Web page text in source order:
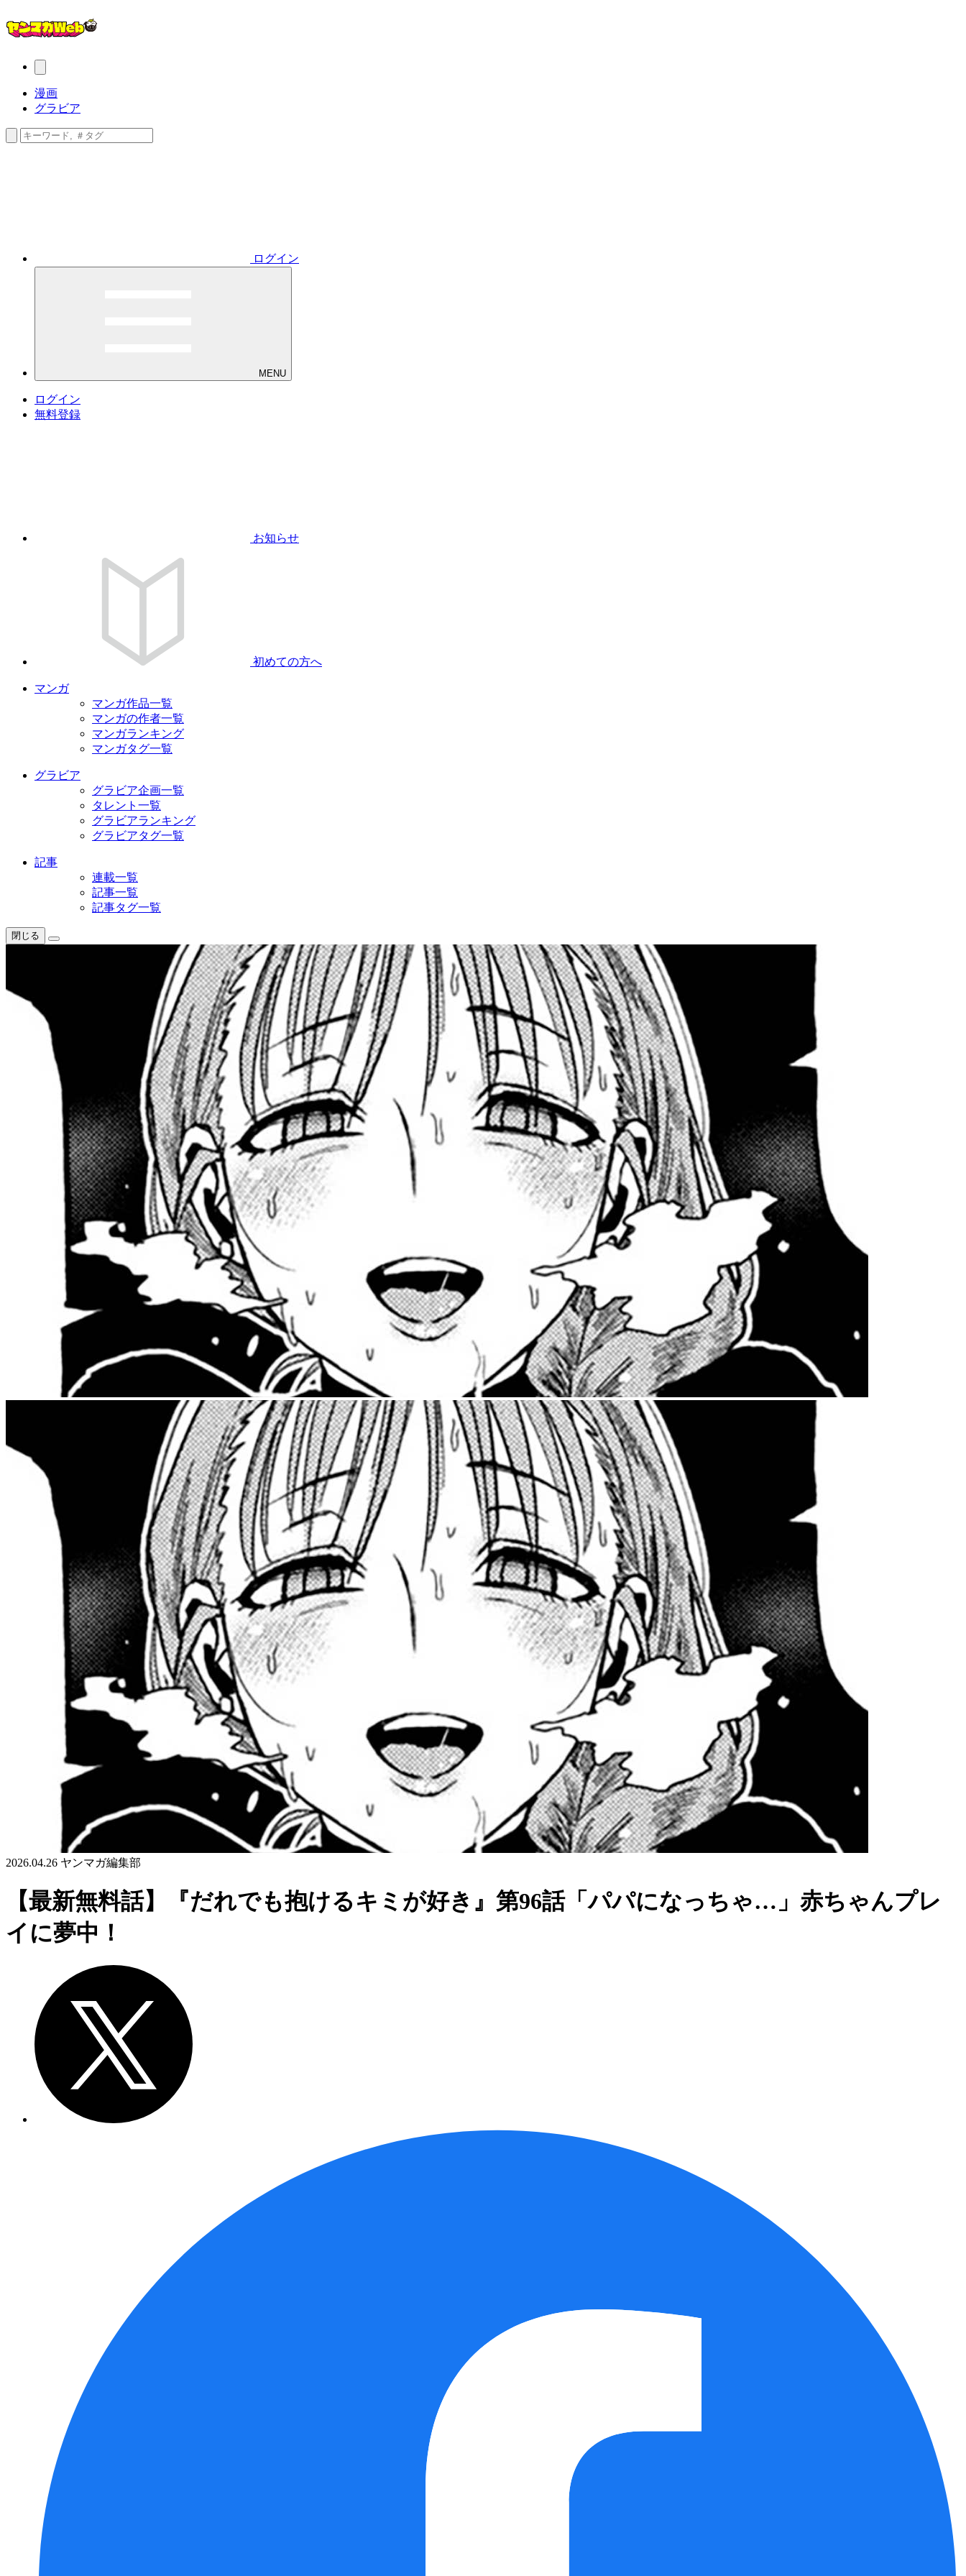
漫画
グラビア
ログイン
MENU
ログイン
無料登録
お知らせ
初めての方へ
マンガ
マンガ作品一覧
マンガの作者一覧
マンガランキング
マンガタグ一覧
グラビア
グラビア企画一覧
タレント一覧
グラビアランキング
グラビアタグ一覧
記事
連載一覧
記事一覧
記事タグ一覧
閉じる
2026.04.26 ヤンマガ編集部
【最新無料話】『だれでも抱けるキミが好き』第96話「パパになっちゃ…」赤ちゃんプレ
イに夢中！